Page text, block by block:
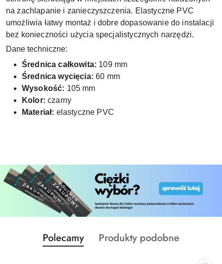
na zachlapanie i zanieczyszczenia. Elastyczne PVC
umożliwia łatwy montaż i dobre dopasowanie do instalacji
bez konieczności użycia specjalistycznych narzędzi.
Dane techniczne:
Średnica całkowita: 109 mm
Średnica wycięcia: 60 mm
Wysokość: 105 mm
Kolor: czarny
Materiał: elastyczne PVC
Pomiń karuzelę produktów
Produkty
o
Polecamy
Produkty
Produkty podobne